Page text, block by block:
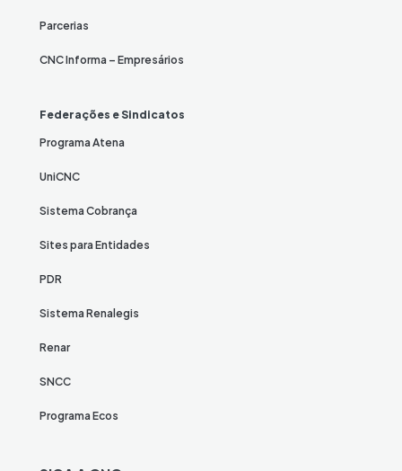
Parcerias
CNC Informa – Empresários
Federações e Sindicatos
Programa Atena
UniCNC
Sistema Cobrança
Sites para Entidades
PDR
Sistema Renalegis
Renar
SNCC
Programa Ecos